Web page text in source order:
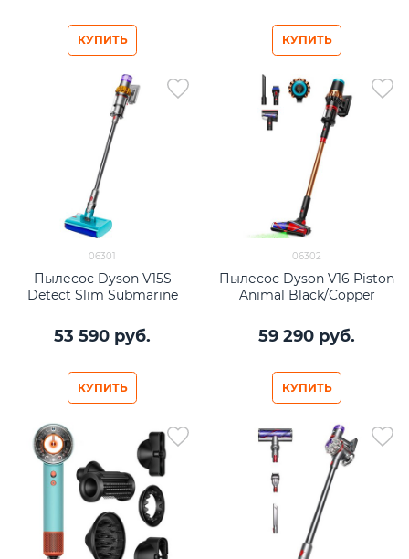
КУПИТЬ КУПИТЬ
06301
Пылесос Dyson V15S
Detect Slim Submarine
53 590 руб.
КУПИТЬ
06302
Пылесос Dyson V16 Piston
Animal Black/Copper
59 290 руб.
КУПИТЬ